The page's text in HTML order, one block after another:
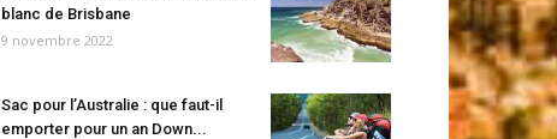
blanc de Brisbane
9 novembre 2022
Sac pour l’Australie : que faut-il
emporter pour un an Down...